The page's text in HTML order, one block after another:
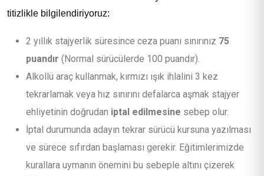
titizlikle bilgilendiriyoruz:
2 yıllık stajyerlik süresince ceza puanı sınırınız 75
puandır (Normal sürücülerde 100 puandır).
Alkollü araç kullanmak, kırmızı ışık ihlalini 3 kez
tekrarlamak veya hız sınırını defalarca aşmak stajyer
ehliyetinin doğrudan iptal edilmesine sebep olur.
İptal durumunda adayın tekrar sürücü kursuna yazılması
ve sürece sıfırdan başlaması gerekir. Eğitimlerimizde
kurallara uymanın önemini bu sebeple altını çizerek